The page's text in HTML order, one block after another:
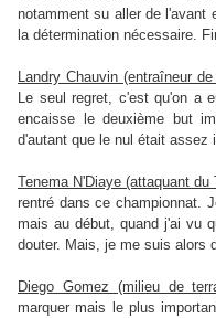
notamment su aller de l'avant
la détermination nécessaire.
Landry Chauvin (entraîneur
Le seul regret, c'est qu'on a
encaisse le deuxième but
d'autant que le nul était assez
Tenema N'Diaye (attaquant du
rentré dans ce championnat.
mais au début, quand j'ai vu
douter. Mais, je me suis alors
Diego Gomez (milieu de
marquer mais le plus